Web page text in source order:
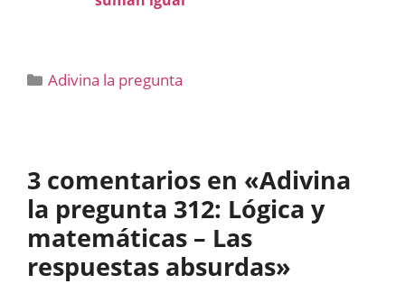
Categorías
Adivina la pregunta
3 comentarios en «Adivina
la pregunta 312: Lógica y
matemáticas – Las
respuestas absurdas»